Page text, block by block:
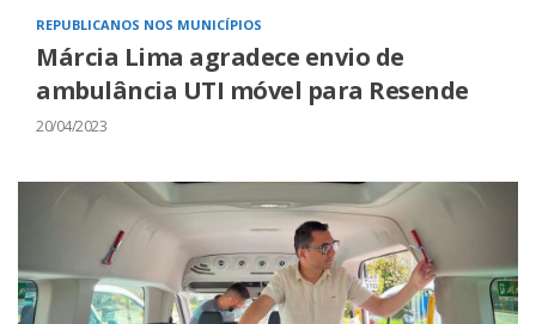
REPUBLICANOS NOS MUNICÍPIOS
Márcia Lima agradece envio de
ambulância UTI móvel para Resende
20/04/2023